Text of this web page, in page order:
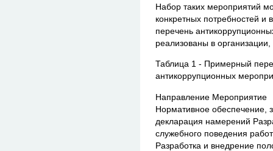
Набор таких мероприятий
конкретных потребностей
перечень
реализованы в
Таблица 1 - Примерный
антикоррупционных
Направление Мероприятие
Нормативное обеспечение,
декларация намерений
служебного поведения
Разработка и внедрение